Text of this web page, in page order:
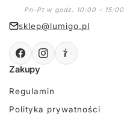
Pn-Pt w godz. 10:00 – 15:00
sklep@lumigo.pl
Zakupy
Regulamin
Polityka prywatności